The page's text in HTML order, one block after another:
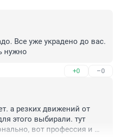
Все уже украдено до вас.
нужно
+0 –0
а резких движений от
этого выбирали. тут
вот профессия и